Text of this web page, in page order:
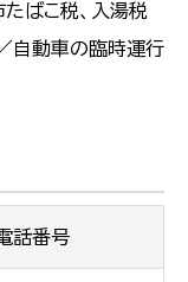
ばこ税、入湯税
自動車の臨時運行
話番号